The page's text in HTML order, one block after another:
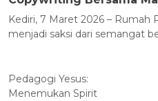
Kediri, 7 Maret 2026 – Rumah
menjadi saksi dari semangat
Pedagogi Yesus:
Menemukan Spirit